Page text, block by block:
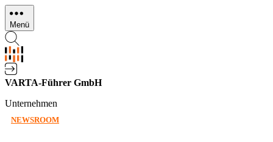
Direkt
zum
Inhalt
Menü
VARTA-Führer GmbH
Unternehmen
NEWSROOM